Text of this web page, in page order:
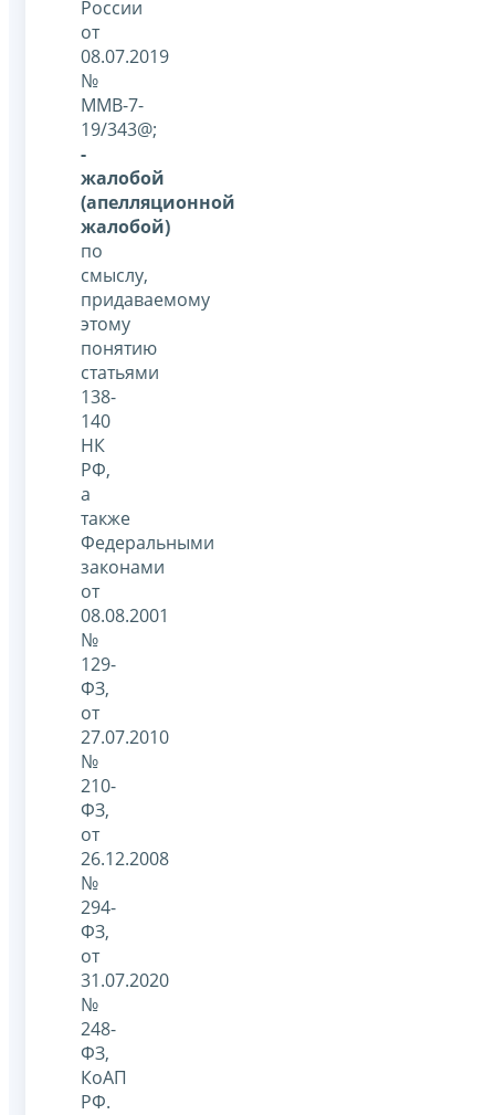
России
от
08.07.2019
№
ММВ-7-
19/343@;
-
жалобой
(апелляционной
жалобой)
по
смыслу,
придаваемому
этому
понятию
статьями
138-
140
НК
РФ,
а
также
Федеральными
законами
от
08.08.2001
№
129-
ФЗ,
от
27.07.2010
№
210-
ФЗ,
от
26.12.2008
№
294-
ФЗ,
от
31.07.2020
№
248-
ФЗ,
КоАП
РФ.